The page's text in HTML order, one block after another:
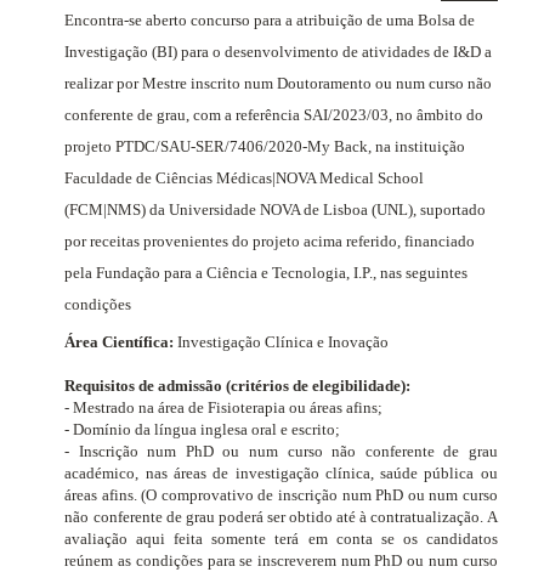
Encontra-se aberto concurso para a atribuição de uma Bolsa de
Investigação (BI) para o desenvolvimento de atividades de I&D a
realizar por Mestre inscrito num Doutoramento ou num curso não
conferente de grau, com a referência SAI/2023/03, no âmbito do
projeto PTDC/SAU-SER/7406/2020-My Back, na instituição
Faculdade de Ciências Médicas|NOVA Medical School
(FCM|NMS) da Universidade NOVA de Lisboa (UNL), suportado
por receitas provenientes do projeto acima referido, financiado
pelaFundação para a Ciência e Tecnologia, I.P., nas seguintes
condições
Área Científica:Investigação Clínica e Inovação
Requisitos de admissão (critérios de elegibilidade):
- Mestrado na área de Fisioterapia ou áreas afins;
- Domínio da língua inglesa oral e escrito;
- Inscrição num PhD ou num curso não conferente de grau
académico, nas áreas de investigação clínica, saúde pública ou
áreas afins. (O comprovativo de inscrição num PhD ou num curso
não conferente de grau poderá ser obtido até à contratualização. A
avaliação aqui feita somente terá em conta se os candidatos
reúnem as condições para se inscreverem num PhD ou num curso